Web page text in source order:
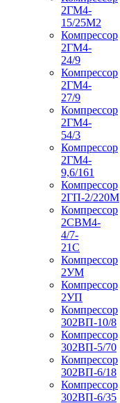
2ГМ4-
15/25М2
Компрессор
2ГМ4-
24/9
Компрессор
2ГМ4-
27/9
Компрессор
2ГМ4-
54/3
Компрессор
2ГМ4-
9,6/161
Компрессор
2ГП-2/220М
Компрессор
2СВМ4-
4/7-
21С
Компрессор
2УМ
Компрессор
2УП
Компрессор
302ВП-10/8
Компрессор
302ВП-5/70
Компрессор
302ВП-6/18
Компрессор
302ВП-6/35